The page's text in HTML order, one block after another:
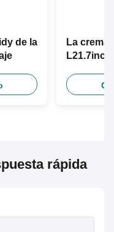
de la
La
rápida